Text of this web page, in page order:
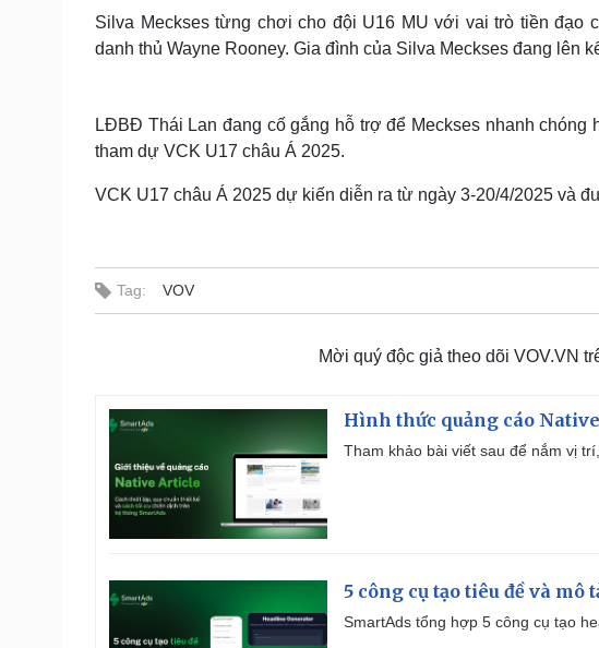
Silva Meckses từng chơi cho đội U16 MU với vai trò tiền đạo
danh thủ Wayne Rooney. Gia đình của Silva Meckses đang lên
LĐBĐ Thái Lan đang cố gắng hỗ trợ để Meckses nhanh chóng
tham dự VCK U17 châu Á 2025.
VCK U17 châu Á 2025 dự kiến diễn ra từ ngày 3-20/4/2025 và
Tag: VOV
Mời quý độc giả theo dõi VOV.VN
Hình thức quảng cáo
Tham khảo bài viết sau để nắm vị
5 công cụ tạo tiêu đề và mô
SmartAds tổng hợp 5 công cụ tạo